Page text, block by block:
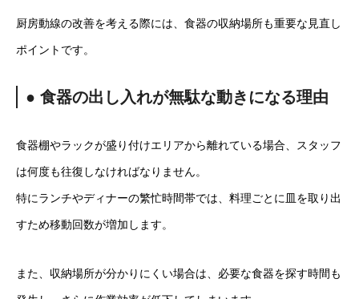
厨房動線の改善を考える際には、食器の収納場所も重要な見直し
ポイントです。
● 食器の出し入れが無駄な動きになる理由
食器棚やラックが盛り付けエリアから離れている場合、スタッフ
は何度も往復しなければなりません。
特にランチやディナーの繁忙時間帯では、料理ごとに皿を取り出
すため移動回数が増加します。
また、収納場所が分かりにくい場合は、必要な食器を探す時間も